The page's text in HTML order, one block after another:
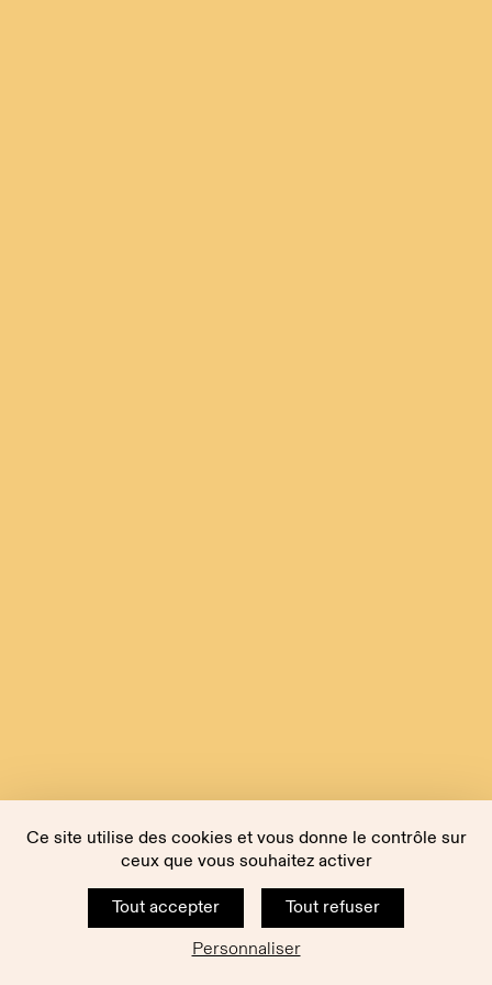
Ce site utilise des cookies et vous donne le contrôle sur
ceux que vous souhaitez activer
Tout accepter
Tout refuser
Personnaliser